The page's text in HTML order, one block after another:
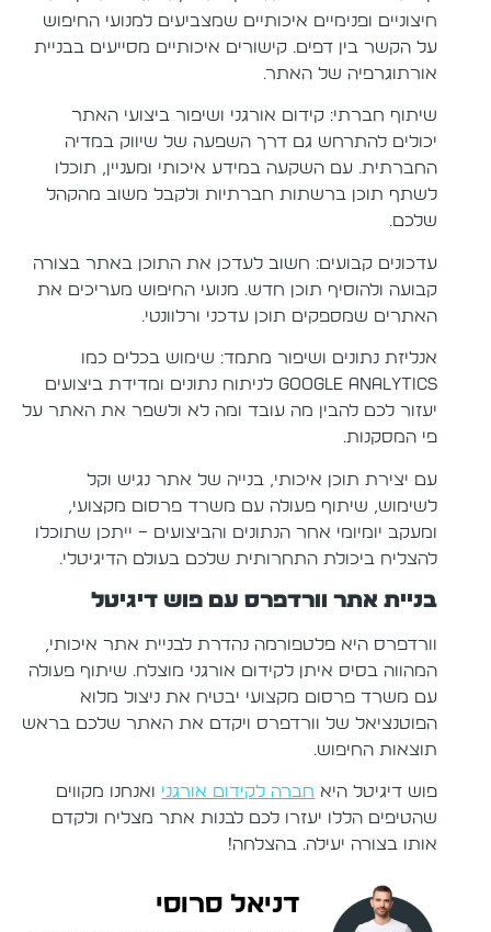
חיצוניים ופנימיים איכותיים שמצביעים למנועי החיפוש
על הקשר בין דפים. קישורים איכותיים מסייעים בבניית
אורתוגרפיה של האתר.
שיתוף חברתי: קידום אורגני ושיפור ביצועי האתר
יכולים להתרחש גם דרך השפעה של שיווק במדיה
החברתית. עם השקעה במידע איכותי ומעניין, תוכלו
לשתף תוכן ברשתות חברתיות ולקבל משוב מהקהל
שלכם.
עדכונים קבועים: חשוב לעדכן את התוכן באתר בצורה
קבועה ולהוסיף תוכן חדש. מנועי החיפוש מעריכים את
האתרים שמספקים תוכן עדכני ורלוונטי.
אנליזת נתונים ושיפור מתמד: שימוש בכלים כמו
Google Analytics לניתוח נתונים ומדידת ביצועים
יעזור לכם להבין מה עובד ומה לא ולשפר את האתר על
פי המסקנות.
עם יצירת תוכן איכותי, בנייה של אתר נגיש וקל
לשימוש, שיתוף פעולה עם משרד פרסום מקצועי,
ומעקב יומיומי אחר הנתונים והביצועים – ייתכן שתוכלו
להצליח ביכולת התחרותית שלכם בעולם הדיגיטלי.
בניית אתר וורדפרס עם פוש דיגיטל
וורדפרס היא פלטפורמה נהדרת לבניית אתר איכותי,
המהווה בסיס איתן לקידום אורגני מוצלח. שיתוף פעולה
עם משרד פרסום מקצועי יבטיח את ניצול מלוא
הפוטנציאל של וורדפרס ויקדם את האתר שלכם בראש
תוצאות החיפוש.
פוש דיגיטל היא חברה לקידום אורגניואנחנו מקווים
שהטיפים הללו יעזרו לכם לבנות אתר מצליח ולקדם
אותו בצורה יעילה. בהצלחה!
דניאל סרוסי